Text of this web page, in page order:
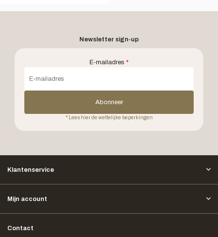
Newsletter sign-up
E-mailadres *
Abonneer
* Lees hier de wettelijke beperkingen
Klantenservice
Mijn account
Contact